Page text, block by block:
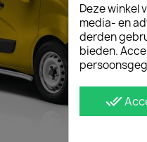
Deze winkel
media- en
derden
bieden.
done_all